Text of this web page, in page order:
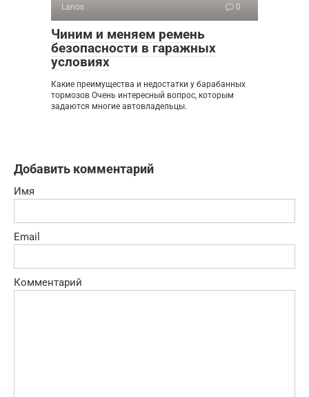
Lanos 0
Чиним и меняем ремень
безопасности в гаражных
условиях
Какие преимущества и недостатки у барабанных
тормозов Очень интересный вопрос, которым
задаются многие автовладельцы.
Добавить комментарий
Имя
Email
Комментарий